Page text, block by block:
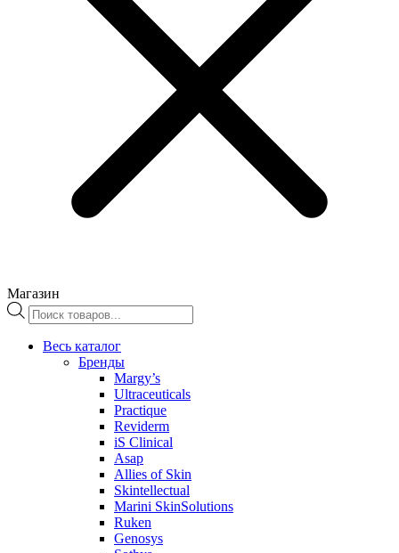
Магазин
Поиск
товаров
Весь каталог
Бренды
Margy’s
Ultraceuticals
Practique
Reviderm
iS Clinical
Asap
Allies of Skin
Skintellectual
Marini SkinSolutions
Ruken
Genosys